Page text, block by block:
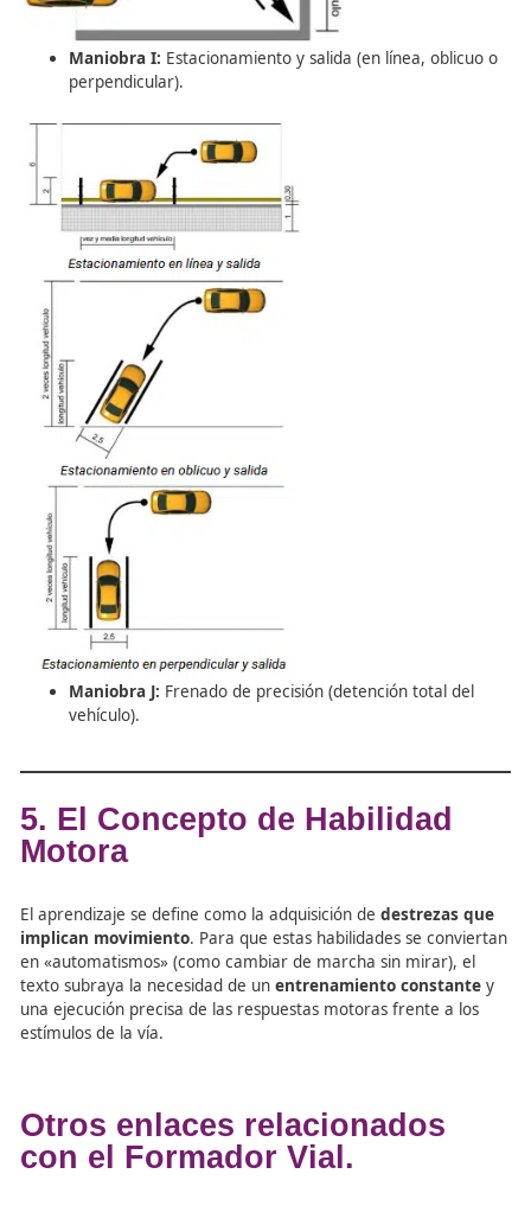
(Referencia DGT)
El programa se apoya en las maniobras exigidas en el
Reglamento General de Conductores ensañadas por el
formador vial, que sirven como guía de entrenamiento:
Maniobra G:
perpendicular).